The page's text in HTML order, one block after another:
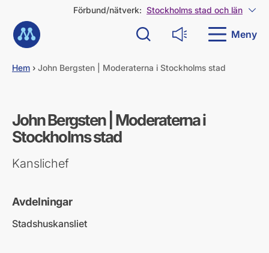
Förbund/nätverk: Stockholms stad och län
Sök Läs upp Meny
Hem › John Bergsten | Moderaterna i Stockholms stad
John Bergsten | Moderaterna i
Stockholms stad
Kanslichef
Avdelningar
Stadshuskansliet